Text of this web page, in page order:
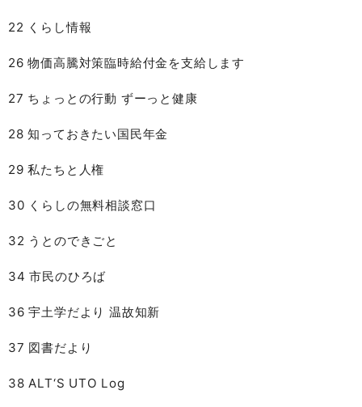
22 くらし情報
26 物価高騰対策臨時給付金を支給します
27 ちょっとの行動 ずーっと健康
28 知っておきたい国民年金
29 私たちと人権
30 くらしの無料相談窓口
32 うとのできごと
34 市民のひろば
36 宇土学だより 温故知新
37 図書だより
38 ALT‘S UTO Log